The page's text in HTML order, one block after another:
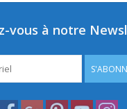
vous à notre